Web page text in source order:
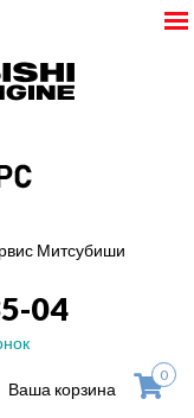
Митсубиши
04
Ваша корзина
0